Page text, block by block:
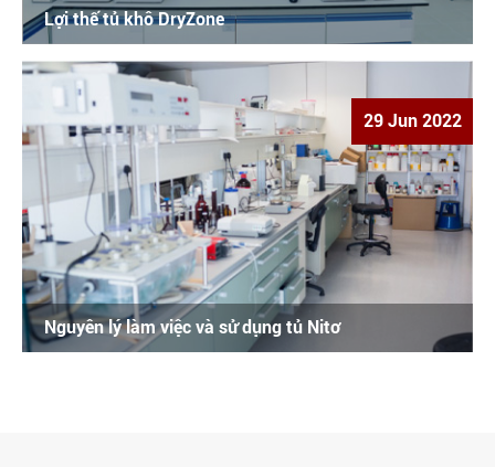
Lợi thế tủ khô DryZone
29 Jun 2022
Nguyên lý làm việc và sử dụng tủ Nitơ